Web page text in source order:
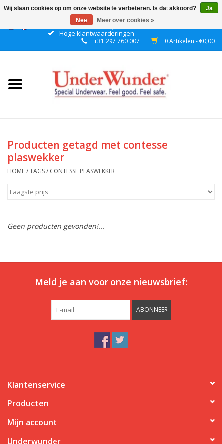
Gratis verzending boven € 50 binnen NL
Hoge klantwaarderingen
+31 297 760 007 0 Artikelen - €0,00
Home
Meisjes
Producten getagd met contesse
plaswekker
HOME/TAGS/ CONTESSE PLASWEKKER
Geen producten gevonden!...
Meld je aan voor onze nieuwsbrief:
ABONNEER
Klantenservice
Producten
Mijn account
Underwunder
Wij slaan cookies op om onze website te verbeteren. Is dat akkoord?
Ja
Nee
Meer over cookies »